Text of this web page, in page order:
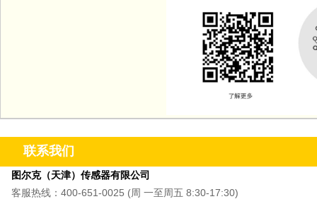
联系我们
图尔克（天津）传感器有限公司
客服热线：400-651-0025 (周 一至周五 8:30-17:30)